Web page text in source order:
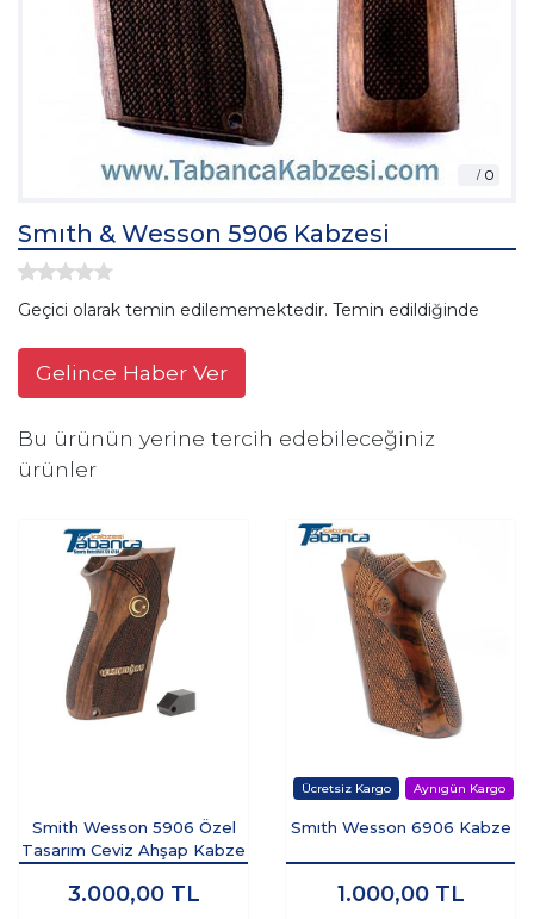
Smıth & Wesson 5906 Kabzesi
Geçici olarak temin edilememektedir. Temin edildiğinde
Gelince Haber Ver
Bu ürünün yerine tercih edebileceğiniz
ürünler
Smith Wesson 5906 Özel
Tasarım Ceviz Ahşap Kabze
3.000,00 TL
Smıth Wesson 6906 Kabze
1.000,00 TL